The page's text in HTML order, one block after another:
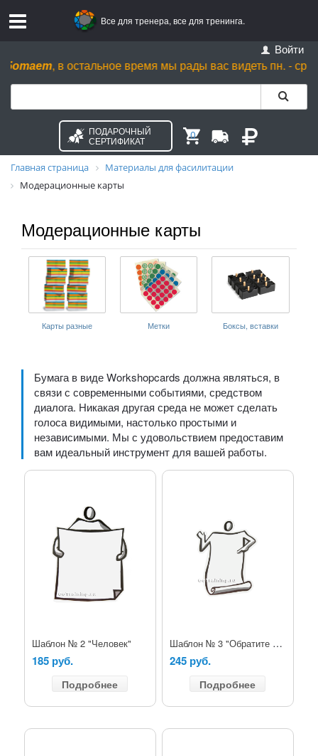
Все для тренера, все для тренинга.
Войти
, в остальное время мы рады вас видеть пн. - ср. с
ПОДАРОЧНЫЙ
СЕРТИФИКАТ
0
Главная страница
Материалы для фасилитации
Модерационные карты
Модерационные карты
Карты разные Метки Боксы, вставки
Бумага в виде Workshopcards должна являться, в
связи с современными событиями, средством
диалога. Никакая другая среда не может сделать
голоса видимыми, настолько простыми и
независимыми. Мы с удовольствием предоставим
вам идеальный инструмент для вашей работы.
Шаблон № 2 "Человек"
185 руб.
Подробнее
Шаблон № 3 "Обратите внимания"
245 руб.
Подробнее